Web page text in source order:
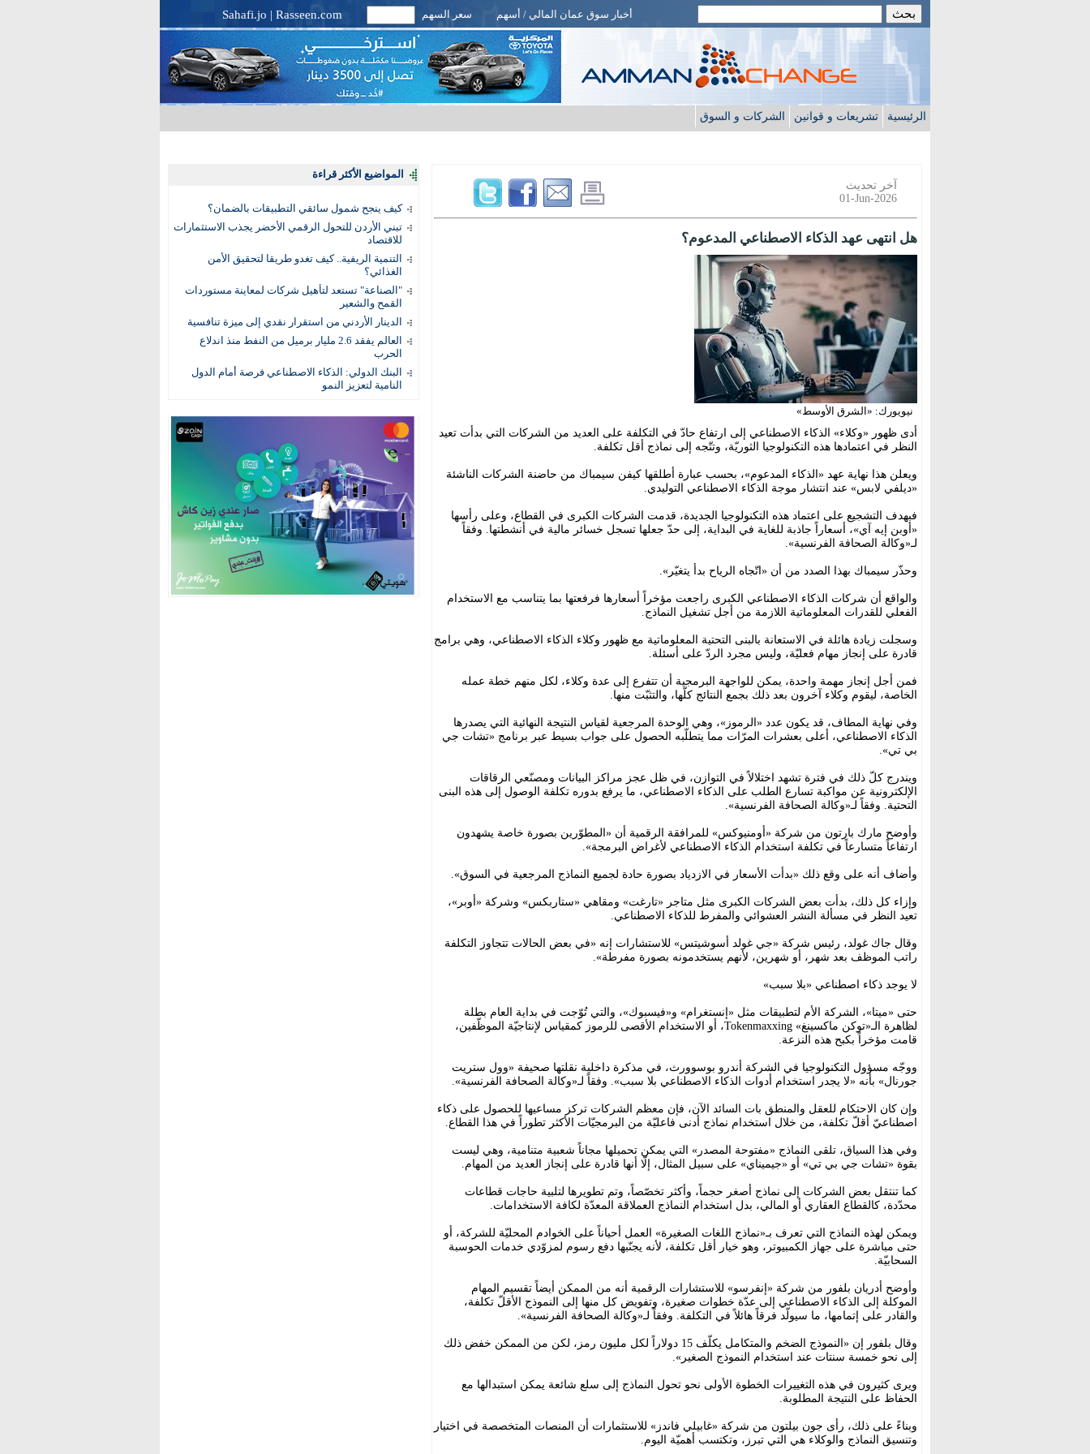
أخبار سوق عمان المالي / أسهم سعر السهم Sahafi.jo | Rasseen.com
الرئيسية تشريعات و قوانين الشركات و السوق
المواضيع الأكثر قراءة
كيف ينجح شمول سائقي التطبيقات بالضمان؟
تبني الأردن للتحول الرقمي الأخضر يجذب الاستثمارات
للاقتصاد
التنمية الريفية.. كيف تغدو طريقا لتحقيق الأمن
الغذائي؟
"الصناعة" تستعد لتأهيل شركات لمعاينة مستوردات
القمح والشعير
الدينار الأردني من استقرار نقدي إلى ميزة تنافسية
العالم يفقد 2.6 مليار برميل من النفط منذ اندلاع
الحرب
البنك الدولي: الذكاء الاصطناعي فرصة أمام الدول
النامية لتعزيز النمو
آخر تحديث
01-Jun-2026
هل انتهى عهد الذكاء الاصطناعي المدعوم؟
نيويورك: «الشرق الأوسط»
أدى ظهور «وكلاء» الذكاء الاصطناعي إلى ارتفاع حادّ في التكلفة على العديد من الشركات التي بدأت تعيد
النظر في اعتمادها هذه التكنولوجيا الثوريّة، وتتّجه إلى نماذج أقل تكلفة.
ويعلن هذا نهاية عهد «الذكاء المدعوم»، بحسب عبارة أطلقها كيفن سيمباك من حاضنة الشركات الناشئة
«ديلفي لابس» عند انتشار موجة الذكاء الاصطناعي التوليدي.
فبهدف التشجيع على اعتماد هذه التكنولوجيا الجديدة، قدمت الشركات الكبرى في القطاع، وعلى رأسها
«أوبن إيه آي»، أسعاراً جاذبة للغاية في البداية، إلى حدّ جعلها تسجل خسائر مالية في أنشطتها. وفقاً
لـ«وكالة الصحافة الفرنسية».
وحذّر سيمباك بهذا الصدد من أن «اتّجاه الرياح بدأ يتغيّر».
والواقع أن شركات الذكاء الاصطناعي الكبرى راجعت مؤخراً أسعارها فرفعتها بما يتناسب مع الاستخدام
الفعلي للقدرات المعلوماتية اللازمة من أجل تشغيل النماذج.
وسجلت زيادة هائلة في الاستعانة بالبنى التحتية المعلوماتية مع ظهور وكلاء الذكاء الاصطناعي، وهي برامج
قادرة على إنجاز مهام فعليّة، وليس مجرد الردّ على أسئلة.
فمن أجل إنجاز مهمة واحدة، يمكن للواجهة البرمجية أن تتفرع إلى عدة وكلاء، لكل منهم خطة عمله
الخاصة، ليقوم وكلاء آخرون بعد ذلك بجمع النتائج كلّها، والتثبّت منها.
وفي نهاية المطاف، قد يكون عدد «الرموز»، وهي الوحدة المرجعية لقياس النتيجة النهائية التي يصدرها
الذكاء الاصطناعي، أعلى بعشرات المرّات مما يتطلّبه الحصول على جواب بسيط عبر برنامج «تشات جي
بي تي».
ويندرج كلّ ذلك في فترة تشهد اختلالاً في التوازن، في ظل عجز مراكز البيانات ومصنّعي الرقاقات
الإلكترونية عن مواكبة تسارع الطلب على الذكاء الاصطناعي، ما يرفع بدوره تكلفة الوصول إلى هذه البنى
التحتية. وفقاً لـ«وكالة الصحافة الفرنسية».
وأوضح مارك بارتون من شركة «أومنيوكس» للمرافقة الرقمية أن «المطوّرين بصورة خاصة يشهدون
ارتفاعاً متسارعاً في تكلفة استخدام الذكاء الاصطناعي لأغراض البرمجة».
وأضاف أنه على وقع ذلك «بدأت الأسعار في الازدياد بصورة حادة لجميع النماذج المرجعية في السوق».
وإزاء كل ذلك، بدأت بعض الشركات الكبرى مثل متاجر «تارغت» ومقاهي «ستاربكس» وشركة «أوبر»،
تعيد النظر في مسألة النشر العشوائي والمفرط للذكاء الاصطناعي.
وقال جاك غولد، رئيس شركة «جي غولد أسوشيتس» للاستشارات إنه «في بعض الحالات تتجاوز التكلفة
راتب الموظف بعد شهر، أو شهرين، لأنهم يستخدمونه بصورة مفرطة».
لا يوجد ذكاء اصطناعي «بلا سبب»
حتى «ميتا»، الشركة الأم لتطبيقات مثل «إنستغرام» و«فيسبوك»، والتي تُوّجت في بداية العام بطلة
لظاهرة الـ«توكن ماكسينغ» Tokenmaxxing، أو الاستخدام الأقصى للرموز كمقياس لإنتاجيّة الموظّفين،
قامت مؤخراً بكبح هذه النزعة.
ووجّه مسؤول التكنولوجيا في الشركة أندرو بوسوورث، في مذكرة داخلية نقلتها صحيفة «وول ستريت
جورنال» بأنه «لا يجدر استخدام أدوات الذكاء الاصطناعي بلا سبب». وفقاً لـ«وكالة الصحافة الفرنسية».
وإن كان الاحتكام للعقل والمنطق بات السائد الآن، فإن معظم الشركات تركز مساعيها للحصول على ذكاء
اصطناعيّ أقلّ تكلفة، من خلال استخدام نماذج أدنى فاعليّة من البرمجيّات الأكثر تطوراً في هذا القطاع.
وفي هذا السياق، تلقى النماذج «مفتوحة المصدر» التي يمكن تحميلها مجاناً شعبية متنامية، وهي ليست
بقوة «تشات جي بي تي» أو «جيميناي» على سبيل المثال، إلّا أنها قادرة على إنجاز العديد من المهام.
كما تنتقل بعض الشركات إلى نماذج أصغر حجماً، وأكثر تخصّصاً، وتم تطويرها لتلبية حاجات قطاعات
محدّدة، كالقطاع العقاري أو المالي، بدل استخدام النماذج العملاقة المعدّة لكافة الاستخدامات.
ويمكن لهذه النماذج التي تعرف بـ«نماذج اللغات الصغيرة» العمل أحياناً على الخوادم المحليّة للشركة، أو
حتى مباشرة على جهاز الكمبيوتر، وهو خيار أقل تكلفة، لأنه يجنّبها دفع رسوم لمزوّدي خدمات الحوسبة
السحابيّة.
وأوضح أدريان بلفور من شركة «إنفرسو» للاستشارات الرقمية أنه من الممكن أيضاً تقسيم المهام
الموكلة إلى الذكاء الاصطناعي إلى عدّة خطوات صغيرة، وتفويض كل منها إلى النموذج الأقلّ تكلفة،
والقادر على إتمامها، ما سيولّد فرقاً هائلاً في التكلفة. وفقاً لـ«وكالة الصحافة الفرنسية».
وقال بلفور إن «النموذج الضخم والمتكامل يكلّف 15 دولاراً لكل مليون رمز، لكن من الممكن خفض ذلك
إلى نحو خمسة سنتات عند استخدام النموذج الصغير».
ويرى كثيرون في هذه التغييرات الخطوة الأولى نحو تحول النماذج إلى سلع شائعة يمكن استبدالها مع
الحفاظ على النتيجة المطلوبة.
وبناءً على ذلك، رأى جون بيلتون من شركة «غابيلي فاندز» للاستثمارات أن المنصات المتخصصة في اختيار
وتنسيق النماذج والوكلاء هي التي تبرز، وتكتسب أهميّة اليوم.